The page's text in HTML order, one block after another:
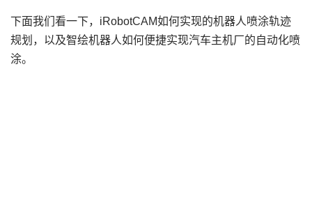
下面我们看一下，iRobotCAM如何实现的机器人喷涂轨迹
规划，以及智绘机器人如何便捷实现汽车主机厂的自动化喷
涂。